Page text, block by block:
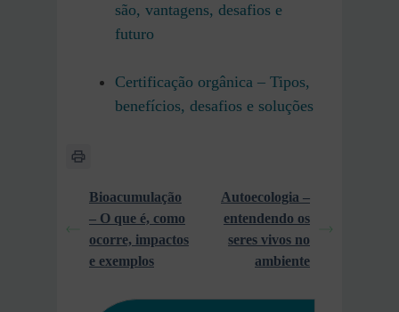
são, vantagens, desafios e
futuro
Certificação orgânica – Tipos,
benefícios, desafios e soluções
Bioacumulação
– O que é, como
ocorre, impactos
e exemplos
Autoecologia –
entendendo os
seres vivos no
ambiente